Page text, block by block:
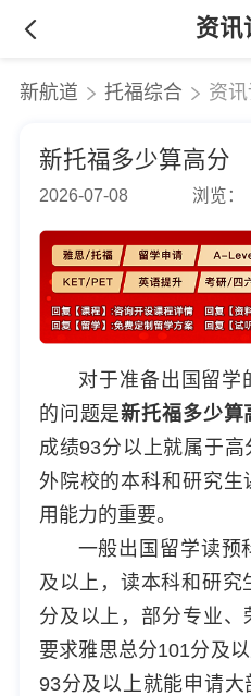
资讯
新航道 托福综合 资
新托福多少算高分
2026-07-08 浏览：
对于准备出国留学
的问题是新托福多少算
成绩93分以上就属于
外院校的本科和研究
用能力的重要。
一般出国留学读预
及以上，读本科和研
分及以上，部分专业
要求雅思总分101分及
93分及以上就能申请